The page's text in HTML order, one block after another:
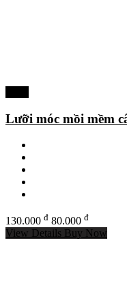
Lưỡi móc mồi mềm
130.000 đ 80.000 đ
View Details Buy Now